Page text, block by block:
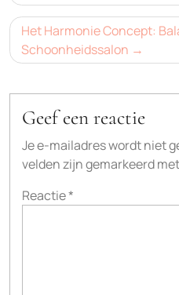
Het Harmonie Concept:
Schoonheidssalon
Geef een reactie
Je e-mailadres wordt niet
velden zijn gemarkeerd met
Reactie*